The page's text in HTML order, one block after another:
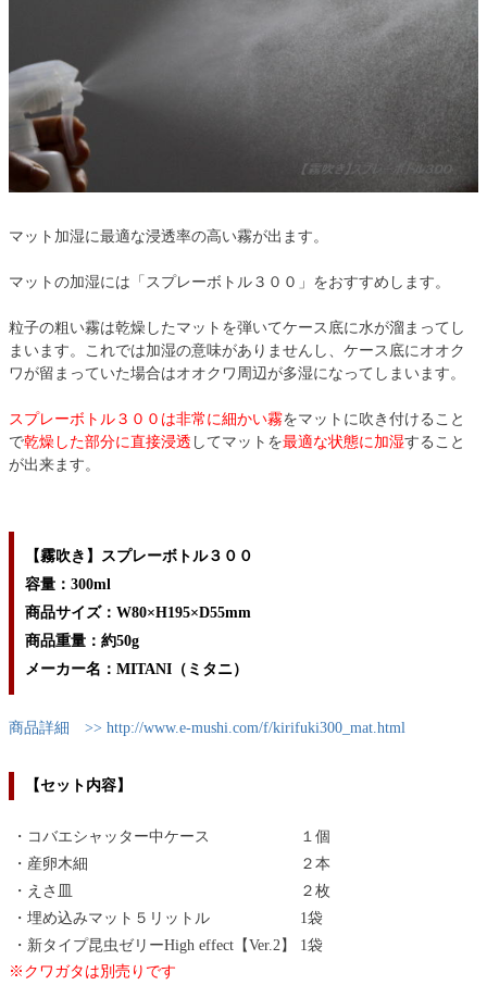
マット加湿に最適な浸透率の高い霧が出ます。
マットの加湿には「スプレーボトル３００」をおすすめします。
粒子の粗い霧は乾燥したマットを弾いてケース底に水が溜まってし
まいます。これでは加湿の意味がありませんし、ケース底にオオク
ワが留まっていた場合はオオクワ周辺が多湿になってしまいます。
スプレーボトル３００は非常に細かい霧をマットに吹き付けること
で乾燥した部分に直接浸透 してマットを最適な状態に加湿すること
が出来ます。
【霧吹き】スプレーボトル３００
容量：300ml
商品サイズ：W80×H195×D55mm
商品重量：約50g
メーカー名：MITANI（ミタニ）
商品詳細 >> http://www.e-mushi.com/f/kirifuki300_mat.html
【セット内容】
・コバエシャッター中ケース
１個
・産卵木細
２本
・えさ皿
２枚
・埋め込みマット５リットル
1袋
・新タイプ昆虫ゼリーHigh effect【Ver.2】
1袋
※クワガタは別売りです